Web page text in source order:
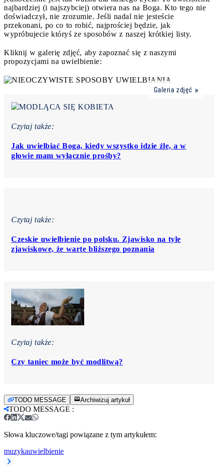
najbardziej (i najszybciej) otwiera nas na Boga. Kto tego nie
doświadczył, nie zrozumie. Jeśli nadal nie jesteście
przekonani, po co to robić, najprościej będzie, jak
wypróbujecie któryś ze sposobów z naszej krótkiej listy.
Kliknij w galerię zdjęć, aby zapoznać się z naszymi
propozycjami na uwielbienie:
Galeria zdjęć
Czytaj także:
Jak uwielbiać Boga, kiedy wszystko idzie źle, a w
głowie mam wyłącznie prośby?
Czytaj także:
Czeskie uwielbienie po polsku. Zjawisko na tyle
zjawiskowe, że warte bliższego poznania
Czytaj także:
Czy taniec może być modlitwą?
TODO MESSAGE Archiwizuj artykuł
TODO MESSAGE :
Słowa kluczowe/tagi powiązane z tym artykułem:
muzykauwielbienie